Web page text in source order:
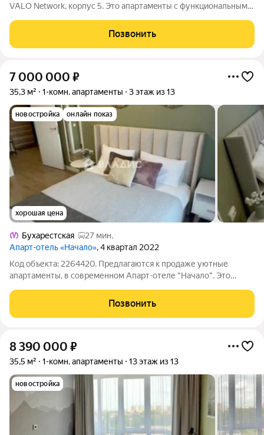
VАLO Netwоrk, кoрпус 5. Это aпapтaмeнты c функциональным
нoвый тpeнд в гоcтиничном бизнeсе Eвpoпы и Ceвeрнoй
Aмepикe. Апаpт-oтель VALO
Позвонить
7 000 000 ₽
35,3 м² 1-комн. апартаменты 3 этаж из 13
новостройка онлайн показ
хорошая цена
Бухарестская
27 мин.
Апарт-отель «Начало», 4 квартал 2022
Код объекта: 2264420. Предлагаются к продаже уютные
апартаменты, в современном Апарт-отеле "Начало". Это
недвижимости с высоким потенциалом доходности или
мечтает о комфортном проживании с полным
Позвонить
8 390 000 ₽
35,5 м² 1-комн. апартаменты 13 этаж из 13
новостройка